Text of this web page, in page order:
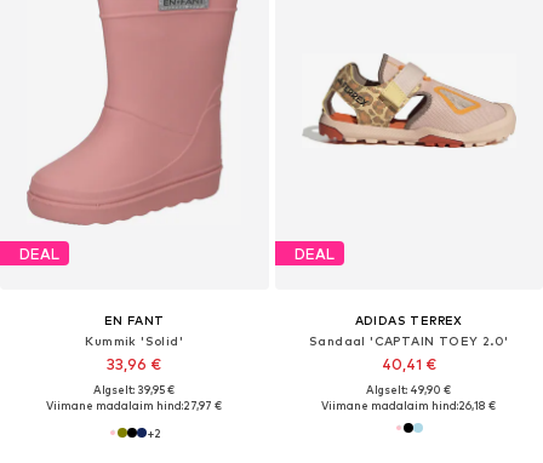
DEAL
EN FANT
Kummik 'Solid'
33,96 €
Algselt: 39,95 €
Viimane madalaim hind:27,97 €
+2
DEAL
ADIDAS TERREX
Sandaal 'CAPTAIN TOEY 2.0'
40,41 €
Algselt: 49,90 €
Viimane madalaim hind:26,18 €